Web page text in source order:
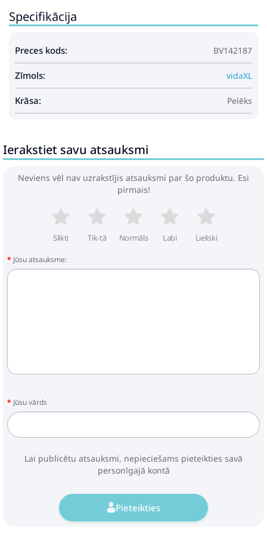
2 x atzveltnes matrači
Specifikācija
Preces kods: BV142187
Zīmols: vidaXL
Krāsa: Pelēks
Ierakstiet savu atsauksmi
Neviens vēl nav uzrakstījis atsauksmi par šo produktu. Esi
pirmais!
Slikti Tik-tā Normāls Labi Lieliski
Jūsu atsauksme:
Jūsu vārds
Lai publicētu atsauksmi, nepieciešams pieteikties savā
personīgajā kontā
Pieteikties